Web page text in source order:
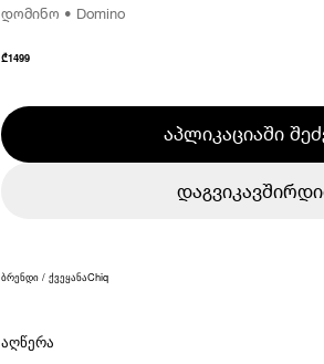
დომინო • Domino
₾1499
აპლიკაციაში
ბრენდი / ქვეყანაChiq
აღწერა